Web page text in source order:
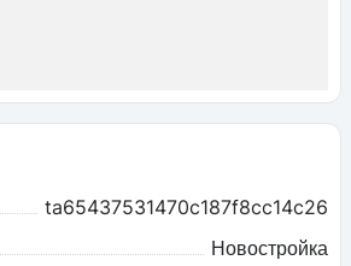
ta65437531470c187f8cc14c26
Новостройка